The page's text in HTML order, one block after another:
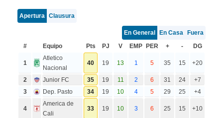
Apertura Clausura
En General En Casa
Fuera
#
Equipo Pts PJ V EMP PER + - DG
1
Atletico
Nacional
40 19 13 1 5 35 15 +20
2 Junior FC 35 19 11 2 6 31 24
+7
3
Dep. Pasto 34 19 10 4 5 29 25 +4
4
America de
Cali
33 19 10 3 6 25 15 +10